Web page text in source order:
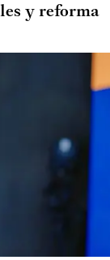
y reforma